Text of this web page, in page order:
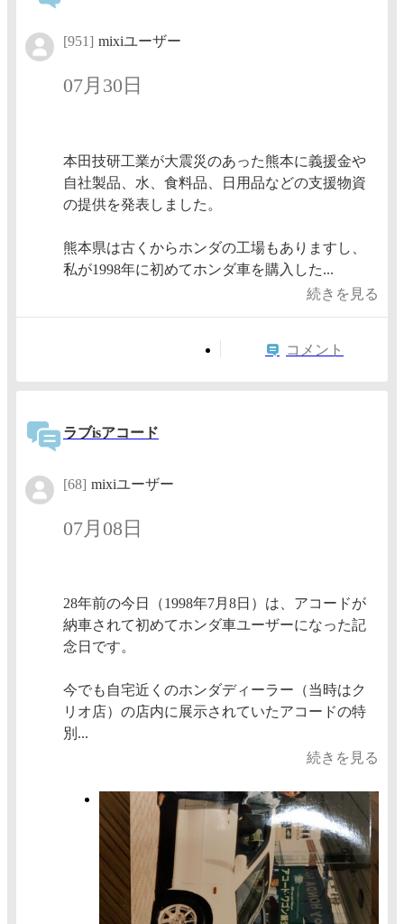
[951] mixiユーザー
07月30日
本田技研工業が大震災のあった熊本に義援金や
自社製品、水、食料品、日用品などの支援物資
の提供を発表しました。
熊本県は古くからホンダの工場もありますし、
私が1998年に初めてホンダ車を購入した...
続きを見る
コメント
ラブisアコード
[68] mixiユーザー
07月08日
28年前の今日（1998年7月8日）は、アコードが
納車されて初めてホンダ車ユーザーになった記
念日です。
今でも自宅近くのホンダディーラー（当時はク
リオ店）の店内に展示されていたアコードの特
別...
続きを見る